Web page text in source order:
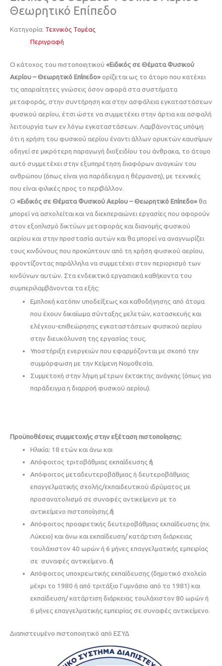
Θεωρητικό Επίπεδο
Κατηγορία: Τεχνικός Τομέας
Περιγραφή
Ο κάτοχος του πιστοποιητικού «Ειδικός σε Θέματα Φυσικού
Αερίου – Θεωρητικό Επίπεδο»ορίζεται ως το άτομο που κατέχει
τις απαραίτητες γνώσεις όσον αφορά στα συστήματα
μεταφοράς, στην συντήρηση και στην ασφάλεια εγκαταστάσεων
φυσικού αερίου, έτσι ώστε να συμμετέχει στην άρτια και ασφαλή
λειτουργία των εν λόγω εγκαταστάσεων. Λαμβάνοντας υπόψη
ότι η χρήση του φυσικού αερίου έναντι άλλων ορυκτών καυσίμων
οδηγεί σε μικρότερη παραγωγή διοξειδίου του άνθρακα, το άτομο
αυτό συμμετέχει στην εξυπηρέτηση διαφόρων αναγκών του
ανθρώπου (όπως είναι για παράδειγμα η θέρμανση), με τεχνικές
που είναι φιλικές προς το περιβάλλον.
Ο «Ειδικός σε Θέματα Φυσικού Αερίου – Θεωρητικό Επίπεδο»θα
μπορεί να ασχολείται και να διεκπεραιώνει εργασίες που αφορούν
στον εξοπλισμό δικτύων μεταφοράς και διανομής φυσικού
αερίου και στην προστασία αυτών και θα μπορεί να αναγνωρίζει
τους κινδύνους που προκύπτουν από τη χρήση φυσικού αερίου,
φροντίζοντας παράλληλα να συμμετέχει στον περιορισμό των
κινδύνων αυτών. Στα ενδεικτικά εργασιακά καθήκοντα του
συμπεριλαμβάνονται τα εξής:
Εμπλοκή κατόπιν υποδείξεως και καθοδήγησης από άτομα
που έχουν δικαίωμα σύνταξης μελετών, κατασκευής και
ελέγχου-επιθεώρησης εγκαταστάσεων φυσικού αερίου
στην διευκόλυνση της εργασίας τους.
Υποστήριξη ενεργειών που εφαρμόζονται με σκοπό την
συμμόρφωση με την Κείμενη Νομοθεσία.
Συμμετοχή στην λήψη μέτρων έκτακτης ανάγκης (όπως για
παράδειγμα η διαρροή φυσικού αερίου).
Προϋποθέσεις συμμετοχής στην εξέταση πιστοποίησης:
Ηλικία: 18 ετών και άνω και
Απόφοιτος τριτοβάθμιας εκπαίδευσηςή
Απόφοιτος μεταδευτεροβάθμιας ή δευτεροβάθμιας
επαγγελματικής σχολής/εκπαιδευτικού ιδρύματος με
προσανατολισμό σε συναφές αντικείμενο με το
αντικείμενο πιστοποίησης.ή
Απόφοιτος προαιρετικής δευτεροβάθμιας εκπαίδευσης (πχ.
Λύκειο) και άνω και εκπαίδευση/ κατάρτιση διάρκειας
τουλάχιστον 40 ωρών ή 6 μήνες επαγγελματικής εμπειρίας
σε συναφές αντικείμενο.ή
Απόφοιτος υποχρεωτικής εκπαίδευσης (δημοτικό σχολείο
μέχρι το 1980 ή από τριτάξιο Γυμνάσιο από το 1981) και
εκπαίδευση/ κατάρτιση διάρκειας τουλάχιστον 80 ωρών ή
6 μήνες επαγγελματικής εμπειρίας σε συναφές αντικείμενο.
Διαπιστευμένo πιστοποιητικό από ΕΣΥΔ